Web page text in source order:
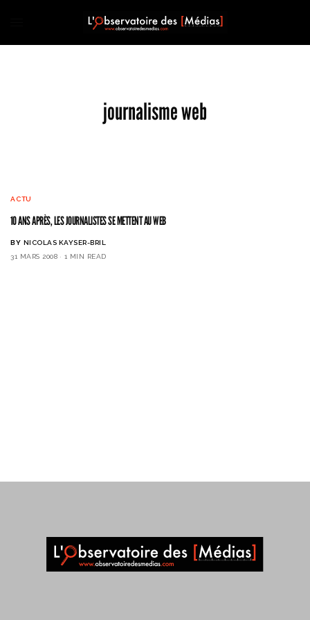
journalisme web
ACTU
10 ANS APRÈS, LES JOURNALISTES SE METTENT AU WEB
BY NICOLAS KAYSER-BRIL
31 MARS 2008
1 MIN READ